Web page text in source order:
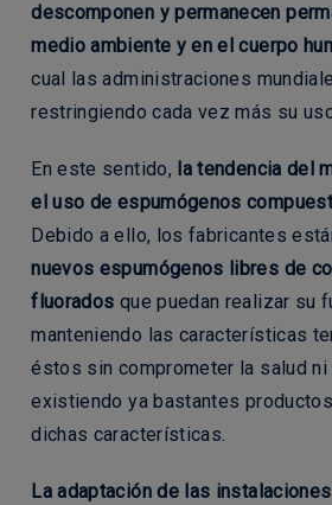
descomponen y permanecen
medio ambiente y en el cuerpo
cual las administraciones
restringiendo cada vez más su
En este sentido, la tendencia del
el uso de espumógenos
Debido a ello, los fabricantes
nuevos espumógenos libres de
fluorados que puedan realizar su
manteniendo las características
éstos sin comprometer la salud
existiendo ya bastantes
dichas características.
La adaptación de las